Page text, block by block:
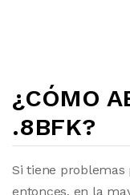
¿CÓMO
.8BFK?
Si tiene problemas
entonces, en la